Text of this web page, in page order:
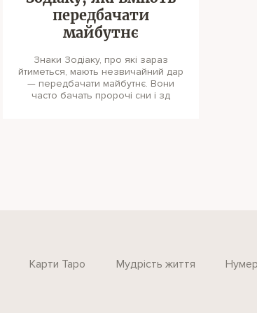
передбачати
майбутнє
Знаки Зодіаку, про які зараз
йтиметься, мають незвичайний дар
— передбачати майбутнє. Вони
часто бачать пророчі сни і зд
Карти Таро Мудрість життя